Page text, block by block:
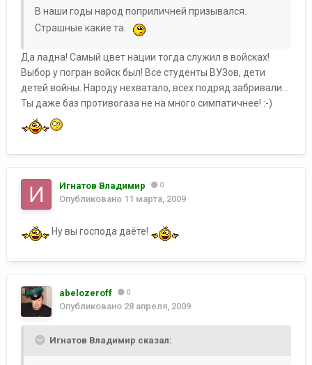
В наши годы народ поприличней призывался.
Страшные какие та.
Да ладна! Самый цвет нации тогда служил в войсках!
Выбор у погран войск был! Все студенты ВУЗов, дети
детей войны. Народу нехватало, всех подряд забривали...
Ты даже баз противогаза не на много симпатичнее! :-)
Игнатов Владимир 0
Опубликовано 11 марта, 2009
Ну вы господа даёте!
abelozeroff 0
Опубликовано 28 апреля, 2009
Игнатов Владимир сказал: